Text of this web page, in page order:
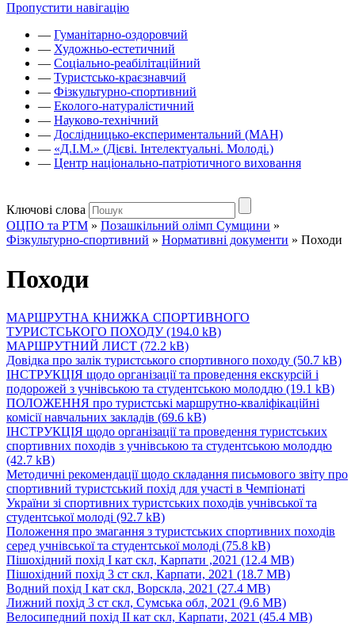
Пропустити навігацію
— Гуманітарно-оздоровчий
— Художньо-естетичний
— Соціально-реабілітаційний
— Туристсько-краєзнавчий
— Фізкультурно-спортивний
— Еколого-натуралістичний
— Науково-технічний
— Дослідницько-експериментальний (МАН)
— «Д.І.М.» (Дієві. Інтелектуальні. Молоді.)
— Центр національно-патріотичного виховання
Ключові слова
ОЦПО та РТМ » Позашкільний олімп Сумщини »
Фізкультурно-спортивний » Нормативні документи » Походи
Походи
МАРШРУТНА КНИЖКА СПОРТИВНОГО
ТУРИСТСЬКОГО ПОХОДУ(194.0 kB)
МАРШРУТНИЙ ЛИСТ (72.2 kB)
Довідка про залік туристського спортивного походу (50.7 kB)
ІНСТРУКЦІЯ щодо організації та проведення екскурсій і
подорожей з учнівською та студентською молоддю (19.1 kB)
ПОЛОЖЕННЯ про туристські маршрутно-кваліфікаційні
комісії навчальних закладів (69.6 kB)
ІНСТРУКЦІЯ щодо організації та проведення туристських
спортивних походів з учнівською та студентською молоддю
(42.7 kB)
Методичні рекомендації щодо складання письмового звіту про
спортивний туристський похід для участі в Чемпіонаті
України зі спортивних туристських походів учнівської та
студентської молоді (92.7 kB)
Положення про змагання з туристських спортивних походів
серед учнівської та студентської молоді (75.8 kB)
Пішохідний похід І кат скл, Карпати ,2021 (12.4 MB)
Пішохідний похід 3 ст скл, Карпати, 2021 (18.7 MB)
Водний похід І кат скл, Ворскла, 2021 (27.4 MB)
Лижний похід 3 ст скл, Сумська обл, 2021 (9.6 MB)
Велосипедний похід ІІ кат скл, Карпати, 2021 (45.4 MB)